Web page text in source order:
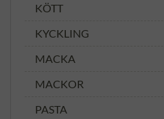
KÖTT
KYCKLING
MACKA
MACKOR
PASTA